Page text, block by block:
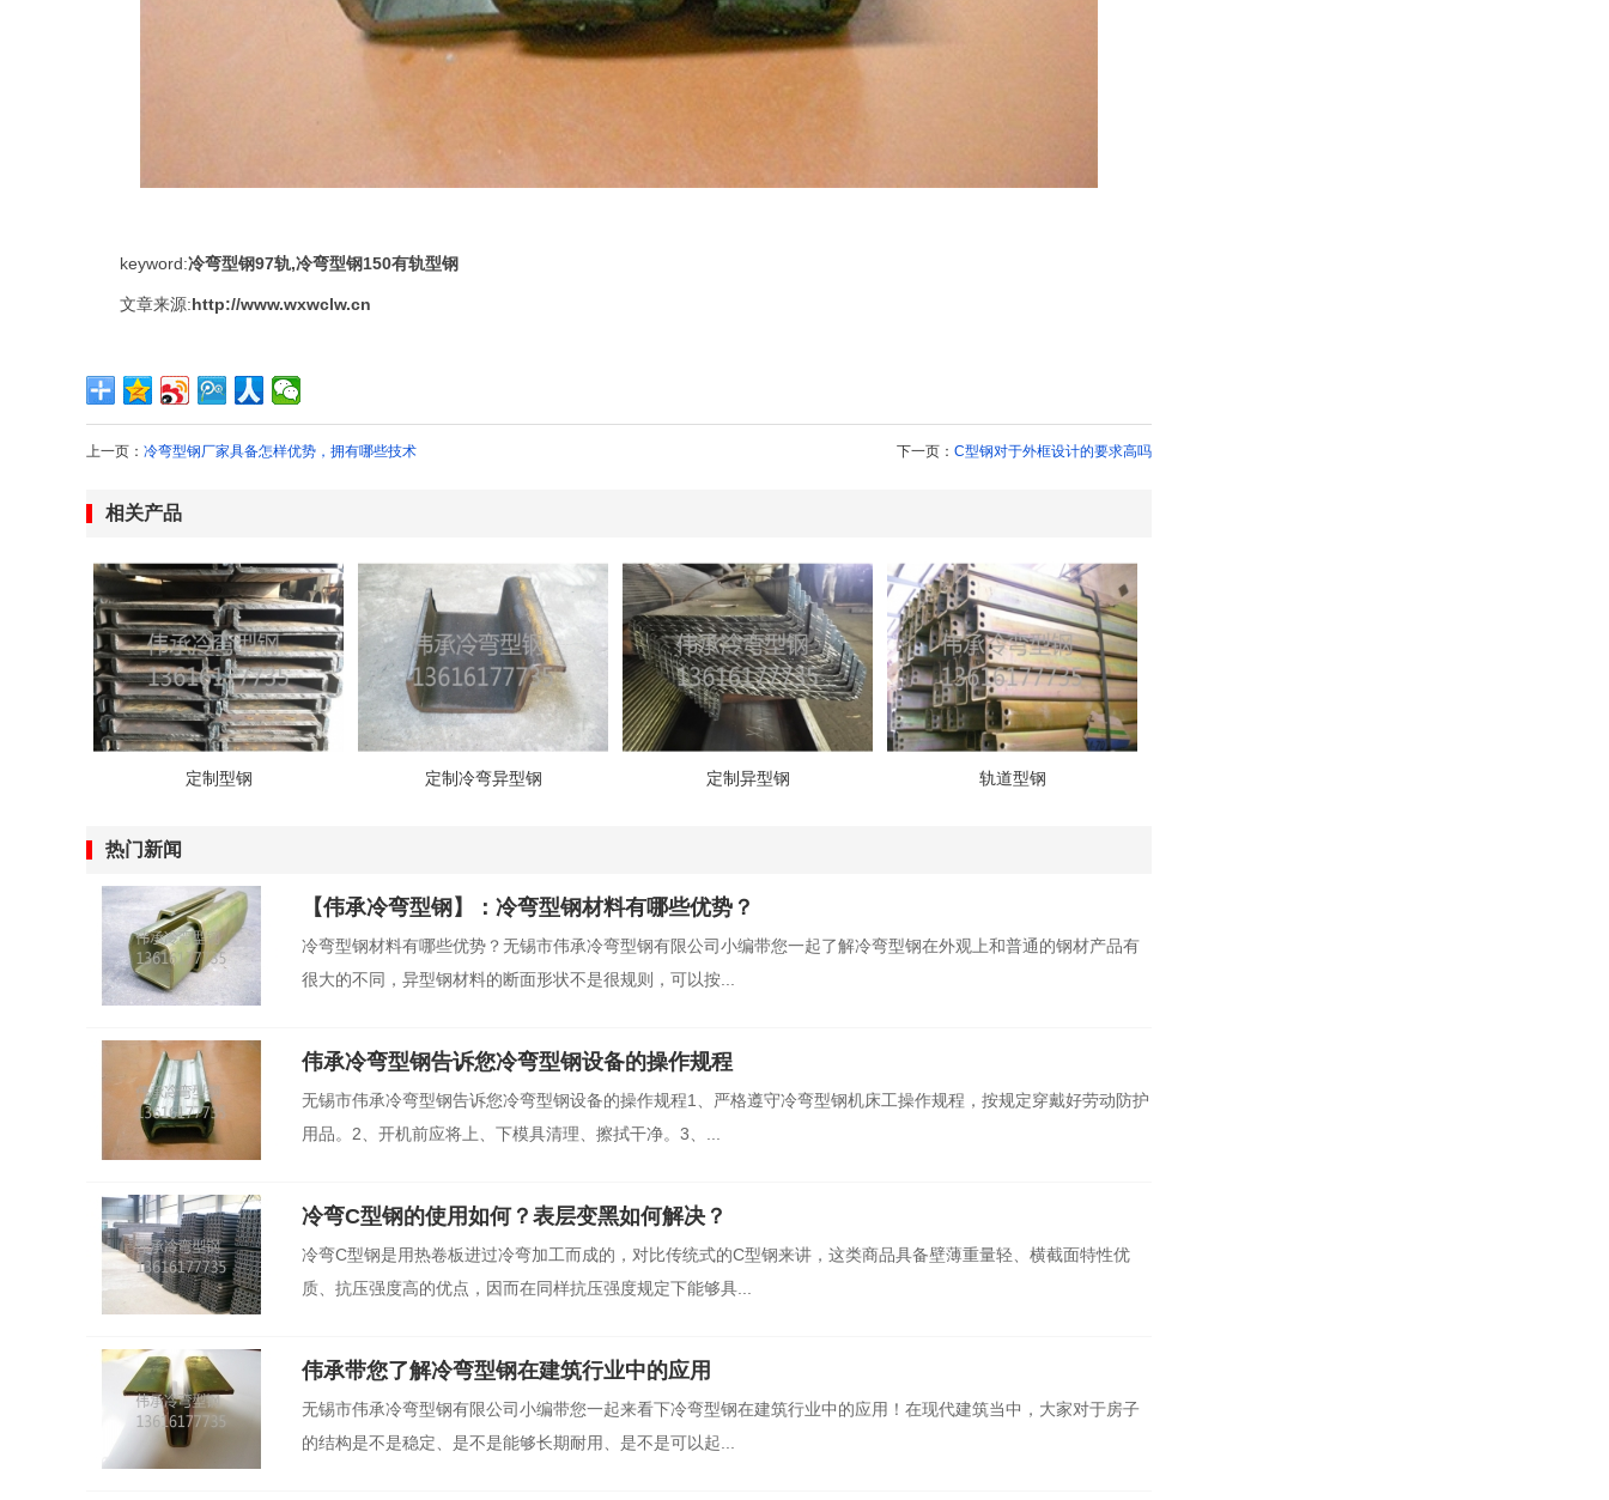
keyword:冷弯型钢97轨,冷弯型钢150有轨型钢
文章来源:http://www.wxwclw.cn
上一页： 冷弯型钢厂家具备怎样优势，拥有哪些技术 下一页： C型钢对于外框设计的要求高吗
相关产品
定制型钢 定制冷弯异型钢 定制异型钢 轨道型钢
热门新闻
【伟承冷弯型钢】：冷弯型钢材料有哪些优势？
冷弯型钢材料有哪些优势？无锡市伟承冷弯型钢有限公司小编带您一起了解冷弯型钢在外观上和普通的钢材产品有
很大的不同，异型钢材料的断面形状不是很规则，可以按...
伟承冷弯型钢告诉您冷弯型钢设备的操作规程
无锡市伟承冷弯型钢告诉您冷弯型钢设备的操作规程1、严格遵守冷弯型钢机床工操作规程，按规定穿戴好劳动防护
用品。2、开机前应将上、下模具清理、擦拭干净。3、...
冷弯C型钢的使用如何？表层变黑如何解决？
冷弯C型钢是用热卷板进过冷弯加工而成的，对比传统式的C型钢来讲，这类商品具备壁薄重量轻、横截面特性优
质、抗压强度高的优点，因而在同样抗压强度规定下能够具...
伟承带您了解冷弯型钢在建筑行业中的应用
无锡市伟承冷弯型钢有限公司小编带您一起来看下冷弯型钢在建筑行业中的应用！在现代建筑当中，大家对于房子
的结构是不是稳定、是不是能够长期耐用、是不是可以起...